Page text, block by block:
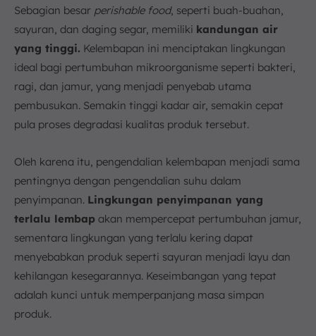
Sebagian besar perishable food, seperti buah-buahan,
sayuran, dan daging segar, memiliki kandungan air
yang tinggi. Kelembapan ini menciptakan lingkungan
ideal bagi pertumbuhan mikroorganisme seperti bakteri,
ragi, dan jamur, yang menjadi penyebab utama
pembusukan. Semakin tinggi kadar air, semakin cepat
pula proses degradasi kualitas produk tersebut.
Oleh karena itu, pengendalian kelembapan menjadi sama
pentingnya dengan pengendalian suhu dalam
penyimpanan. Lingkungan penyimpanan yang
terlalu lembap akan mempercepat pertumbuhan jamur,
sementara lingkungan yang terlalu kering dapat
menyebabkan produk seperti sayuran menjadi layu dan
kehilangan kesegarannya. Keseimbangan yang tepat
adalah kunci untuk memperpanjang masa simpan
produk.